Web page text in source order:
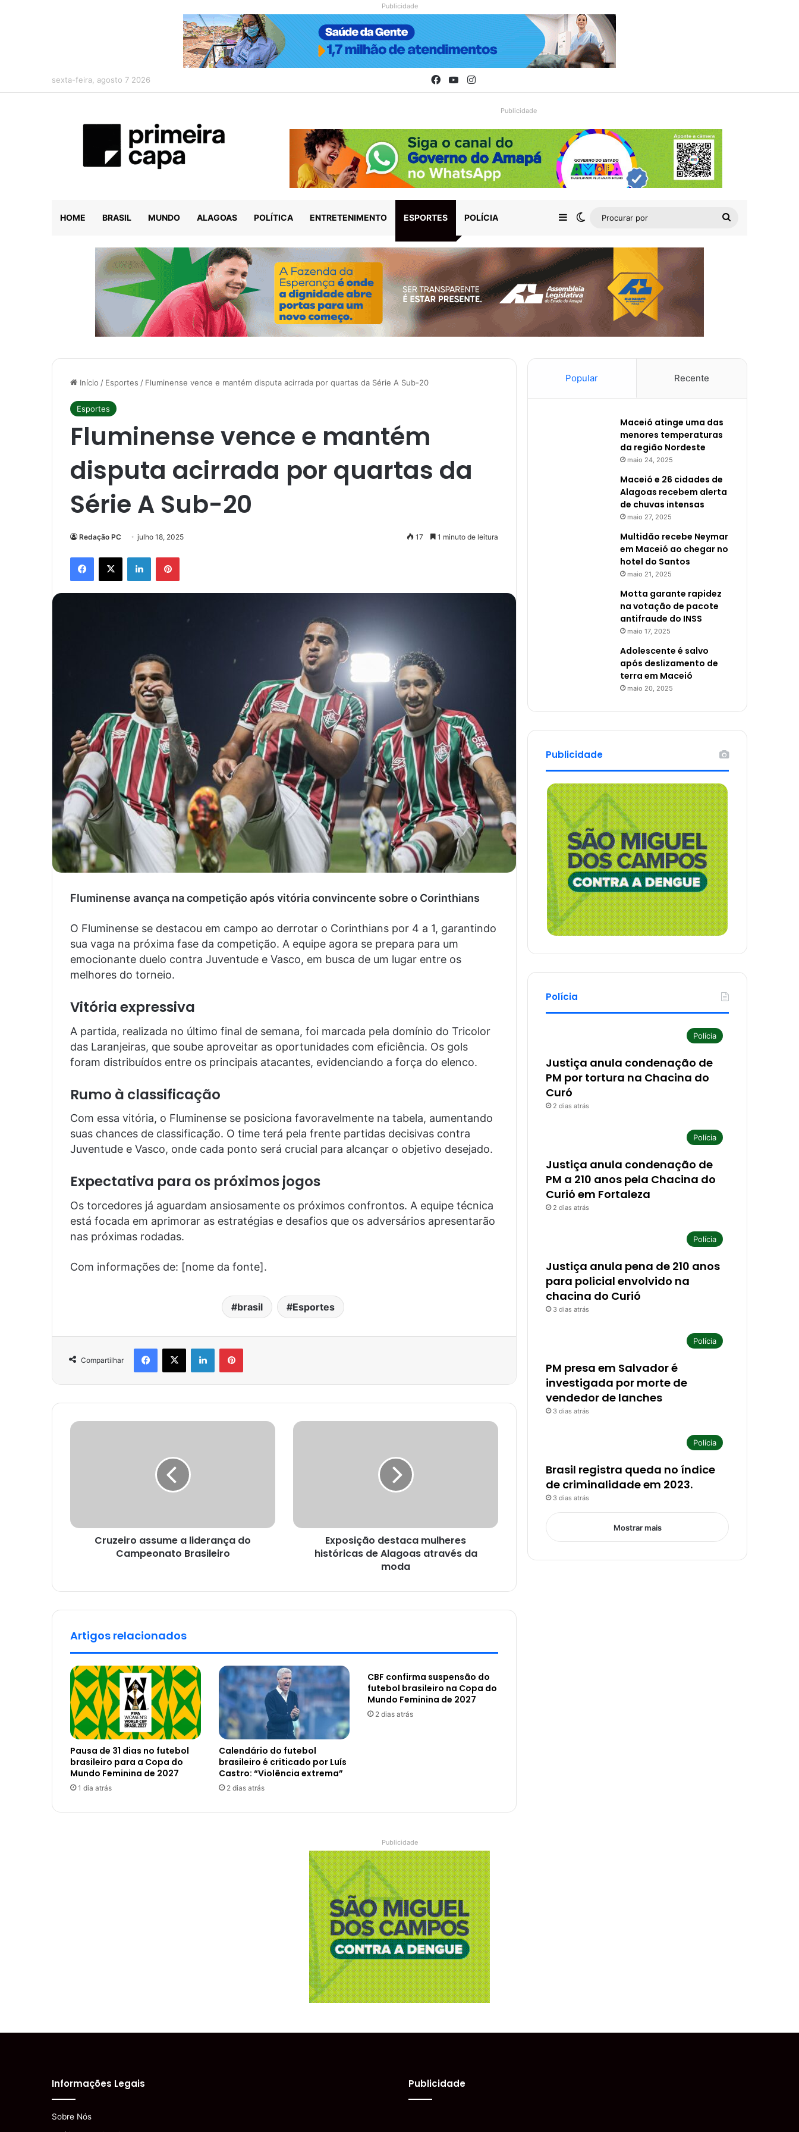
Publicidade
sexta-feira, agosto 7 2026 Facebook
YouTubeInstagram
Publicidade
HOME BRASIL MUNDO ALAGOAS POLÍTICA ENTRETENIMENTO ESPORTES POLÍCIA Barra Lateral
Switch skin
Procurar
Início / Esportes / Fluminense vence e mantém disputa acirrada por quartas da Série A Sub-20
Esportes
Fluminense vence e mantém
disputa acirrada por quartas da
Série A Sub-20
Redação PC julho 18, 2025 17 1 minuto de leitura
Facebook
X LinkedinPinterest
Fluminense avança na competição após vitória convincente sobre o Corinthians
O Fluminense se destacou em campo ao derrotar o Corinthians por 4 a 1, garantindo
sua vaga na próxima fase da competição. A equipe agora se prepara para um
emocionante duelo contra Juventude e Vasco, em busca de um lugar entre os
melhores do torneio.
Vitória expressiva
A partida, realizada no último final de semana, foi marcada pela domínio do Tricolor
das Laranjeiras, que soube aproveitar as oportunidades com eficiência. Os gols
foram distribuídos entre os principais atacantes, evidenciando a força do elenco.
Rumo à classificação
Com essa vitória, o Fluminense se posiciona favoravelmente na tabela, aumentando
suas chances de classificação. O time terá pela frente partidas decisivas contra
Juventude e Vasco, onde cada ponto será crucial para alcançar o objetivo desejado.
Expectativa para os próximos jogos
Os torcedores já aguardam ansiosamente os próximos confrontos. A equipe técnica
está focada em aprimorar as estratégias e desafios que os adversários apresentarão
nas próximas rodadas.
Com informações de: [nome da fonte].
brasil Esportes
Compartilhar
Facebook
X LinkedinPinterest
Cruzeiro assume a liderança do
Campeonato Brasileiro
Exposição destaca mulheres
históricas de Alagoas através da
moda
Artigos relacionados
Pausa de 31 dias no futebol
brasileiro para a Copa do
Mundo Feminina de 2027
1 dia atrás
Calendário do futebol
brasileiro é criticado por Luís
Castro: “Violência extrema”
2 dias atrás
CBF confirma suspensão do
futebol brasileiro na Copa do
Mundo Feminina de 2027
2 dias atrás
Popular Recente
Maceió atinge uma das
menores temperaturas
da região Nordeste
maio 24, 2025
Maceió e 26 cidades de
Alagoas recebem alerta
de chuvas intensas
maio 27, 2025
Multidão recebe Neymar
em Maceió ao chegar no
hotel do Santos
maio 21, 2025
Motta garante rapidez
na votação de pacote
antifraude do INSS
maio 17, 2025
Adolescente é salvo
após deslizamento de
terra em Maceió
maio 20, 2025
Publicidade
Polícia
Polícia
Justiça anula condenação de
PM por tortura na Chacina do
Curó
2 dias atrás
Polícia
Justiça anula condenação de
PM a 210 anos pela Chacina do
Curió em Fortaleza
2 dias atrás
Polícia
Justiça anula pena de 210 anos
para policial envolvido na
chacina do Curió
3 dias atrás
Polícia
PM presa em Salvador é
investigada por morte de
vendedor de lanches
3 dias atrás
Polícia
Brasil registra queda no índice
de criminalidade em 2023.
3 dias atrás
Mostrar mais
Publicidade
Informações Legais
Sobre Nós
Publicidade